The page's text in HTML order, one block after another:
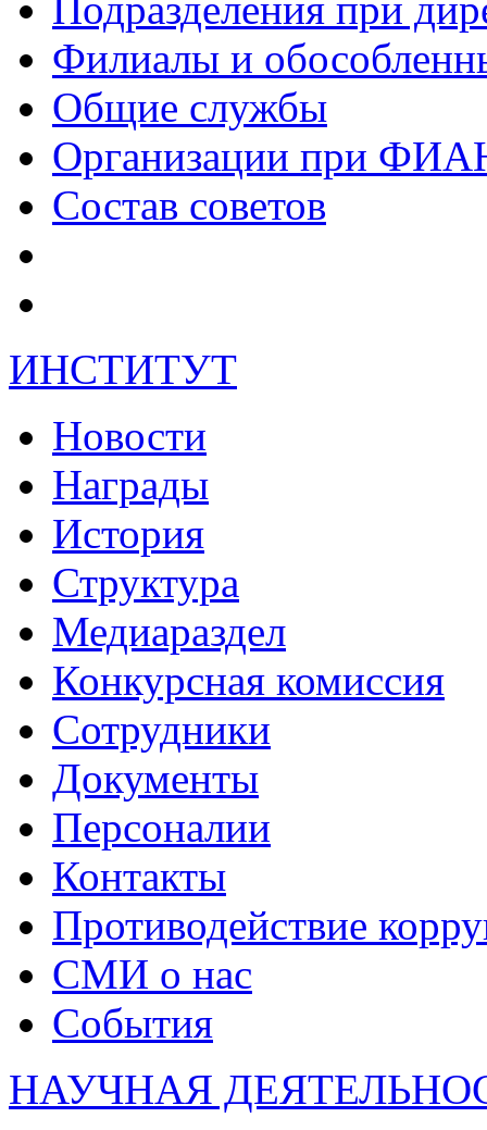
Филиалы и
Общие службы
Организации при
Состав советов
ИНСТИТУТ
Новости
Награды
История
Структура
Медиараздел
Конкурсная комиссия
Сотрудники
Документы
Персоналии
Контакты
Противодействие
СМИ о нас
События
НАУЧНАЯ